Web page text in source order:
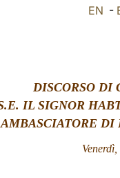
EN -
DISCORSO DI
IL SIGNOR
DI